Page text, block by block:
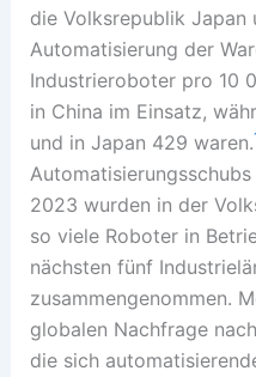
die Volksrepublik Japan
Automatisierung der
Industrieroboter pro 10
in China im Einsatz,
und in Japan 429 waren.
2023 wurden in der
so viele Roboter in
nächsten fünf
zusammengenommen.
globalen Nachfrage
die sich